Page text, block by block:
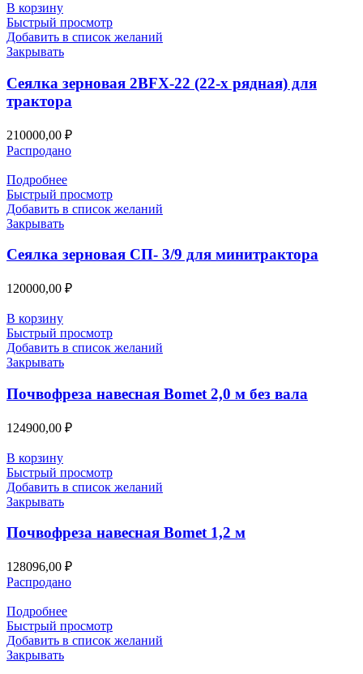
В корзину
Быстрый просмотр
Добавить в список желаний
Закрывать
Сеялка зерновая 2BFX-22 (22-х рядная) для
трактора
210000,00 ₽
Распродано
Подробнее
Быстрый просмотр
Добавить в список желаний
Закрывать
Сеялка зерновая СП- 3/9 для минитрактора
120000,00 ₽
В корзину
Быстрый просмотр
Добавить в список желаний
Закрывать
Почвофреза навесная Bomet 2,0 м без вала
124900,00 ₽
В корзину
Быстрый просмотр
Добавить в список желаний
Закрывать
Почвофреза навесная Bomet 1,2 м
128096,00 ₽
Распродано
Подробнее
Быстрый просмотр
Добавить в список желаний
Закрывать